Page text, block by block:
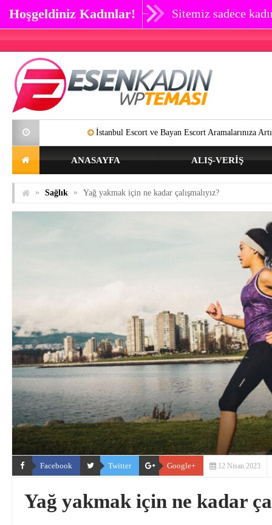
Hoşgeldiniz Kadınlar! Sitemiz sadece
İstanbul Escort ve Bayan Escort Aramalarınıza Artık SON
ANASAYFA ALIŞ-VERIŞ
» Sağlık » Yağ yakmak için ne kadar çalışmalıyız?
Facebook Twitter Google+ 12 Nisan 2023
Yağ yakmak için ne kadar